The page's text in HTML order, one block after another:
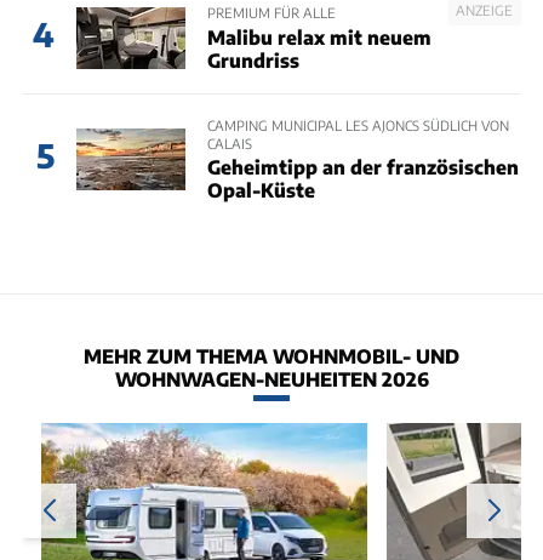
4
ANZEIGE
PREMIUM FÜR ALLE
Malibu relax mit neuem
Grundriss
5
CAMPING MUNICIPAL LES AJONCS SÜDLICH VON
CALAIS
Geheimtipp an der französischen
Opal-Küste
MEHR ZUM THEMA WOHNMOBIL- UND
WOHNWAGEN-NEUHEITEN 2026